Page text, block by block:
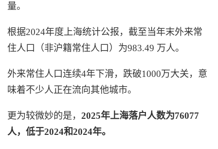
量。
根据2024年度上海统计公报，截至当年末外来常
住人口（非沪籍常住人口）为983.49 万人。
外来常住人口连续4年下滑，跌破1000万大关，意
味着不少人正在流向其他城市。
更为较微妙的是， 2025年上海落户人数为76077
人，低于2024和2024年。